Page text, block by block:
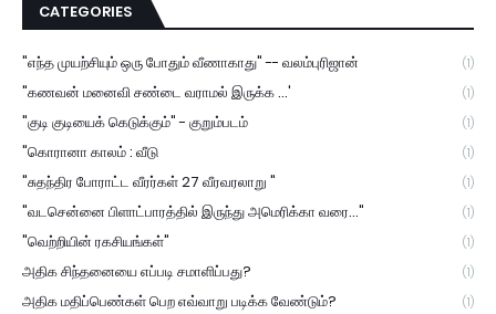
CATEGORIES
"எந்த முயற்சியும் ஒரு போதும் வீணாகாது" -- வலம்புரிஜான் (1)
"கணவன் மனைவி சண்டை வராமல் இருக்க ...' (1)
"குடி குடியைக் கெடுக்கும்" - குறும்படம் (1)
"கொரானா காலம் : வீடு (1)
"சுதந்திர போராட்ட வீரர்கள் 27 வீரவரலாறு " (1)
"வடசென்னை பிளாட்பாரத்தில் இருந்து அமெரிக்கா வரை..." (1)
"வெற்றியின் ரகசியங்கள்" (1)
அதிக சிந்தனையை எப்படி சமாளிப்பது? (1)
அதிக மதிப்பெண்கள் பெற எவ்வாறு படிக்க வேண்டும்? (1)